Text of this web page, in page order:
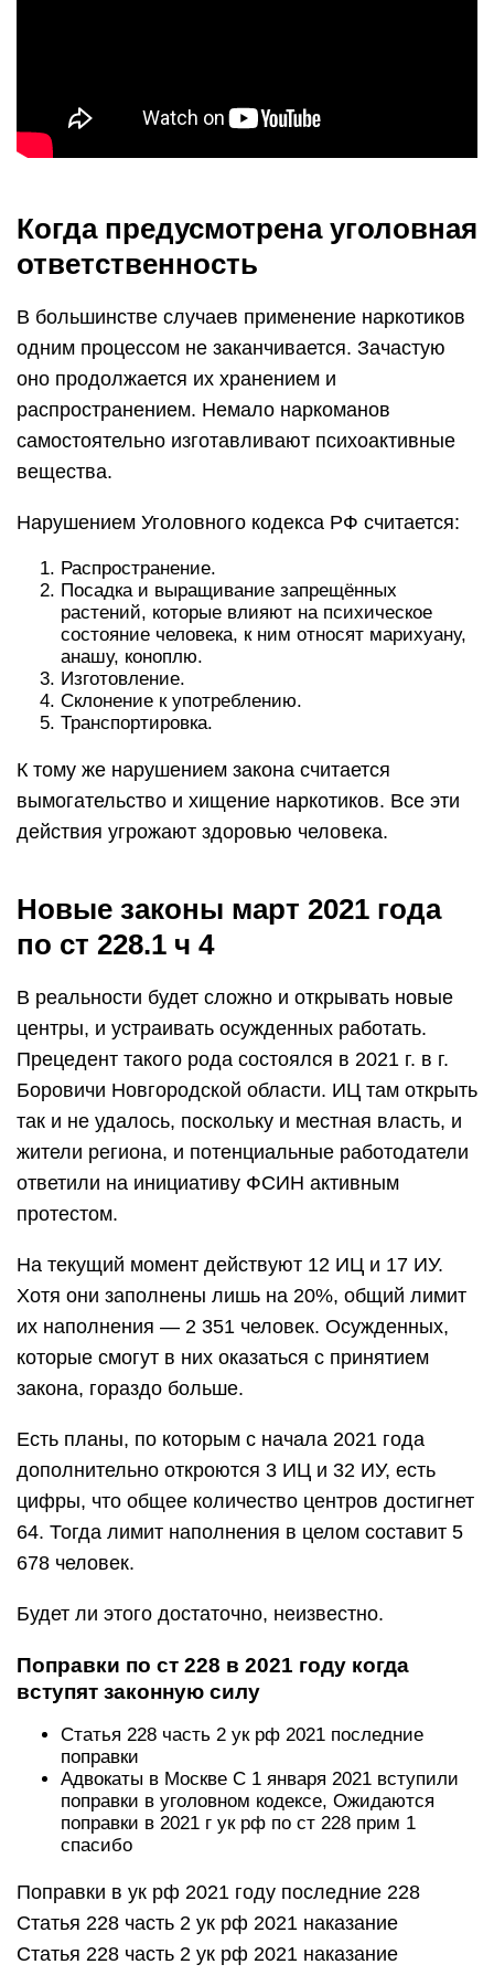
Когда предусмотрена уголовная
ответственность
В большинстве случаев применение наркотиков
одним процессом не заканчивается. Зачастую
оно продолжается их хранением и
распространением. Немало наркоманов
самостоятельно изготавливают психоактивные
вещества.
Нарушением Уголовного кодекса РФ считается:
Распространение.
Посадка и выращивание запрещённых
растений, которые влияют на психическое
состояние человека, к ним относят марихуану,
анашу, коноплю.
Изготовление.
Склонение к употреблению.
Транспортировка.
К тому же нарушением закона считается
вымогательство и хищение наркотиков. Все эти
действия угрожают здоровью человека.
Новые законы март 2021 года
по ст 228.1 ч 4
В реальности будет сложно и открывать новые
центры, и устраивать осужденных работать.
Прецедент такого рода состоялся в 2021 г. в г.
Боровичи Новгородской области. ИЦ там открыть
так и не удалось, поскольку и местная власть, и
жители региона, и потенциальные работодатели
ответили на инициативу ФСИН активным
протестом.
На текущий момент действуют 12 ИЦ и 17 ИУ.
Хотя они заполнены лишь на 20%, общий лимит
их наполнения — 2 351 человек. Осужденных,
которые смогут в них оказаться с принятием
закона, гораздо больше.
Есть планы, по которым с начала 2021 года
дополнительно откроются 3 ИЦ и 32 ИУ, есть
цифры, что общее количество центров достигнет
64. Тогда лимит наполнения в целом составит 5
678 человек.
Будет ли этого достаточно, неизвестно.
Поправки по ст 228 в 2021 году когда
вступят законную силу
Статья 228 часть 2 ук рф 2021 последние
поправки
Адвокаты в Москве С 1 января 2021 вступили
поправки в уголовном кодексе, Ожидаются
поправки в 2021 г ук рф по ст 228 прим 1
спасибо
Поправки в ук рф 2021 году последние 228
Статья 228 часть 2 ук рф 2021 наказание
Статья 228 часть 2 ук рф 2021 наказание